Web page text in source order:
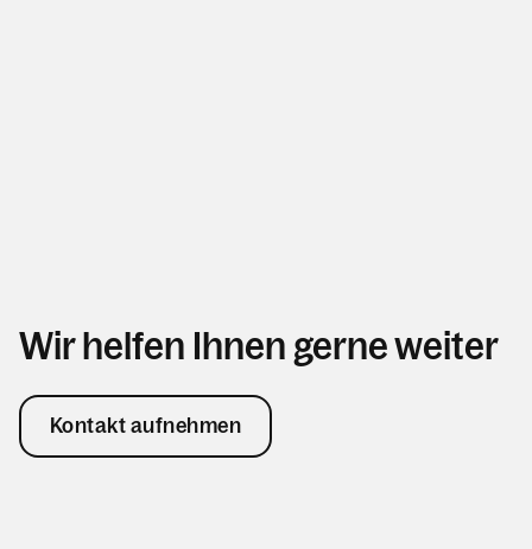
Wir helfen Ihnen gerne weiter
Kontakt aufnehmen